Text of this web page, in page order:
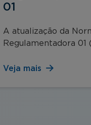
01
A atualização da
Regulamentadora 01
Veja mais